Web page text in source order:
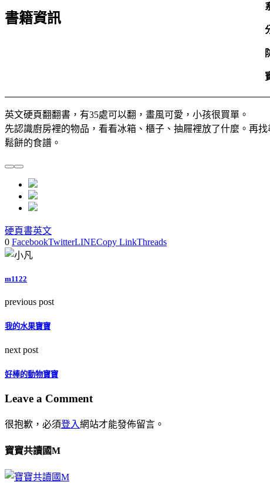
書籍資訊
英文硬頁翻翻書，有35處可以翻，畫風可愛，小孩很買單。
先認識廚房裡的物品，看看冰箱、櫃子、抽屜裡放了什麼。再
鬆餅的食譜。
硬頁書英文
0 FacebookTwitterLINECopy LinkThreads
m1122
previous post
我的水果寶寶
next post
好棒的動物寶寶
Leave a Comment
很抱歉，必須登入網站才能發佈留言。
寶寶共讀國M